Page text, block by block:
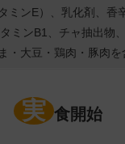
ミンE）、乳化剤、香
ミンB1、チャ抽出物
・大豆・鶏肉・豚肉を
実 食開始